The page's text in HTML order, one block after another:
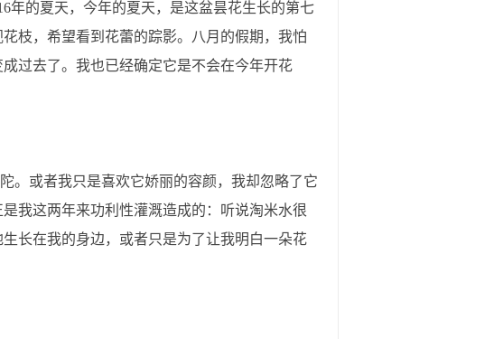
的夏天，今年的夏天，是这盆昙花生长的第七
枝，希望看到花蕾的踪影。八月的假期，我怕
过去了。我也已经确定它是不会在今年开花
或者我只是喜欢它娇丽的容颜，我却忽略了它
我这两年来功利性灌溉造成的：听说淘米水很
长在我的身边，或者只是为了让我明白一朵花